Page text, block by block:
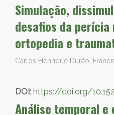
Simulação,
desafios da perícia
ortopedia e
Carlos Henrique Durão,
DOI: https://doi.org/
Análise temporal